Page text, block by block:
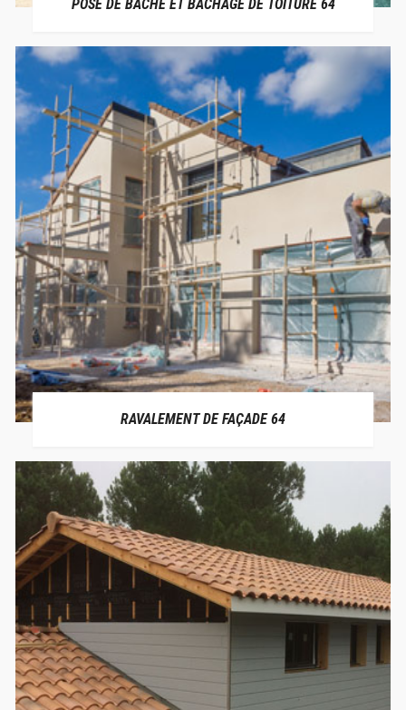
POSE DE BÂCHE ET BÂCHAGE DE TOITURE 64
RAVALEMENT DE FAÇADE 64